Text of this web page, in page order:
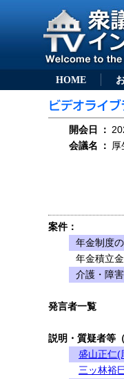
HOME
開会日 ：
会議名
： 厚
案件：
年金制度
年金積立
介護・障
発言者一覧
説明・質疑者等
盛山正仁(
三ッ林裕